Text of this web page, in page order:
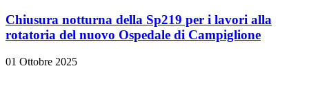
Chiusura notturna della Sp219 per i lavori alla
rotatoria del nuovo Ospedale di Campiglione
01 Ottobre 2025